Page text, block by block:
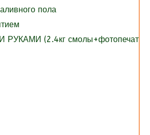
пола
(2.4кг смолы+фотопечать)